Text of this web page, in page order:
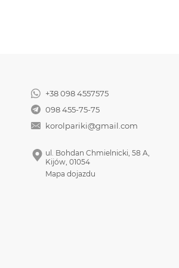
włosów słowiańskich, dzięki czemu
a przy odpowiedniej pielęgnacji
+38 098 4557575
098 455-75-75
korolpariki@gmail.com
ul. Bohdan Chmielnicki, 58 A,
Kijów, 01054
Mapa dojazdu